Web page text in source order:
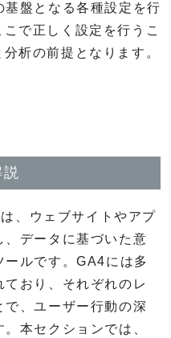
盤となる各種設定を行
で正しく設定を行うこ
析の前提となります。
、ウェブサイトやアプ
、データに基づいた意
ルです。GA4には多
おり、それぞれのレ
、ユーザー行動の深
本セクションでは、